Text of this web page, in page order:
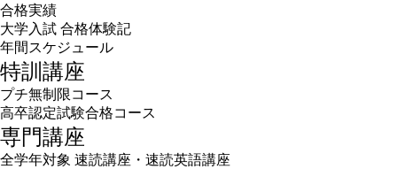
合格実績
大学入試 合格体験記
年間スケジュール
特訓講座
プチ無制限コース
高卒認定試験合格コース
専門講座
全学年対象 速読講座・速読英語講座